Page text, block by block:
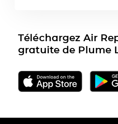
Téléchargez Air
gratuite de Plume